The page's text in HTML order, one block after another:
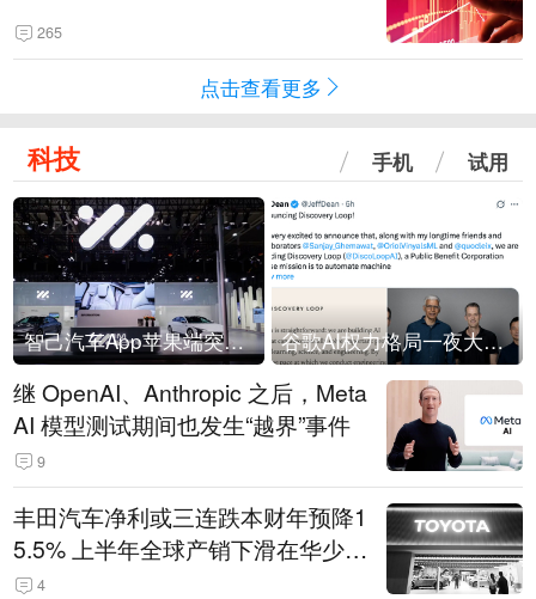
265
点击查看更多
科技 手机 试用
智己汽车App苹果端突然“下架” 谷歌AI权力格局一夜大洗牌
继 OpenAI、Anthropic 之后，Meta
AI 模型测试期间也发生“越界”事件
9
丰田汽车净利或三连跌本财年预降1
5.5% 上半年全球产销下滑在华少卖
14.3万辆
4